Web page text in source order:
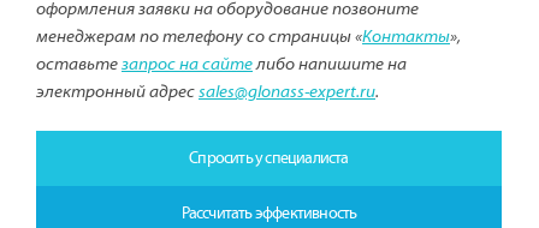
оформления заявки на оборудование позвоните
менеджерам по телефону со страницы «Контакты»,
оставьте запрос на сайтелибо напишите на
электронный адрес sales@glonass-expert.ru.
Спросить у специалиста
Рассчитать эффективность